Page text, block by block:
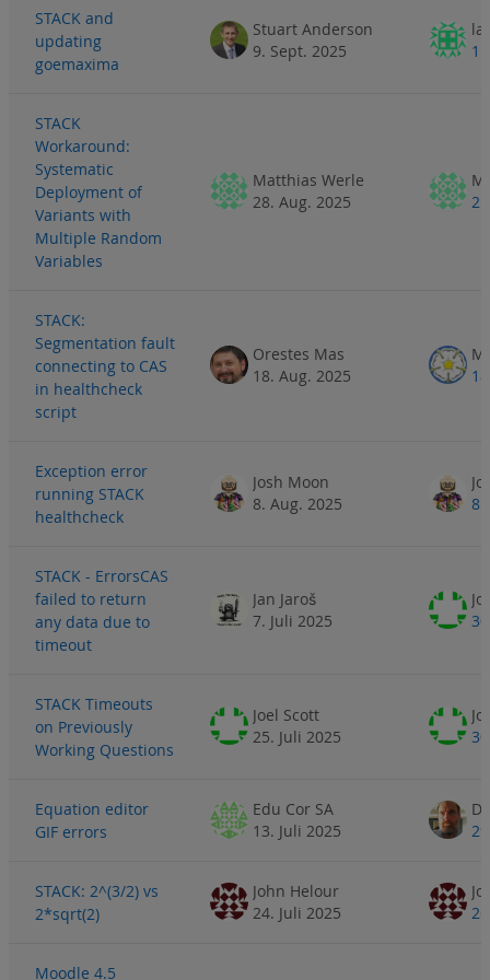
STACK and
updating
goemaxima
Stuart Anderson
9. Sept. 2025
STACK
Workaround:
Systematic
Deployment of
Variants with
Multiple Random
Variables
Matthias Werle
28. Aug. 2025
2.
STACK:
Segmentation fault
connecting to CAS
in healthcheck
script
Orestes Mas
18. Aug. 2025
Exception error
running STACK
healthcheck
Josh Moon
8. Aug. 2025
8.
STACK - ErrorsCAS
failed to return
any data due to
timeout
Jan Jaroš
7. Juli 2025
STACK Timeouts
on Previously
Working Questions
Joel Scott
25. Juli 2025
Equation editor
GIF errors
Edu Cor SA
13. Juli 2025
STACK: 2^(3/2) vs
2*sqrt(2)
John Helour
24. Juli 2025
Moodle 4.5